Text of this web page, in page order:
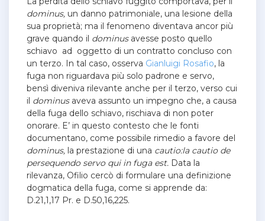
dominus, un danno patrimoniale, una lesione della
sua proprietà; ma il fenomeno diventava ancor più
grave quando il dominus avesse posto quello
schiavo ad oggetto di un contratto concluso con
un terzo. In tal caso, osserva Gianluigi Rosafio, la
fuga non riguardava più solo padrone e servo,
bensì diveniva rilevante anche per il terzo, verso cui
il dominus aveva assunto un impegno che, a causa
della fuga dello schiavo, rischiava di non poter
onorare. E’ in questo contesto che le fonti
documentano, come possibile rimedio a favore del
dominus, la prestazione di una cautio:la cautio de
persequendo servo qui in fuga est. Data la
rilevanza, Ofilio cercò di formulare una definizione
dogmatica della fuga, come si apprende da:
D.21,1,17 Pr. e D.50,16,225.